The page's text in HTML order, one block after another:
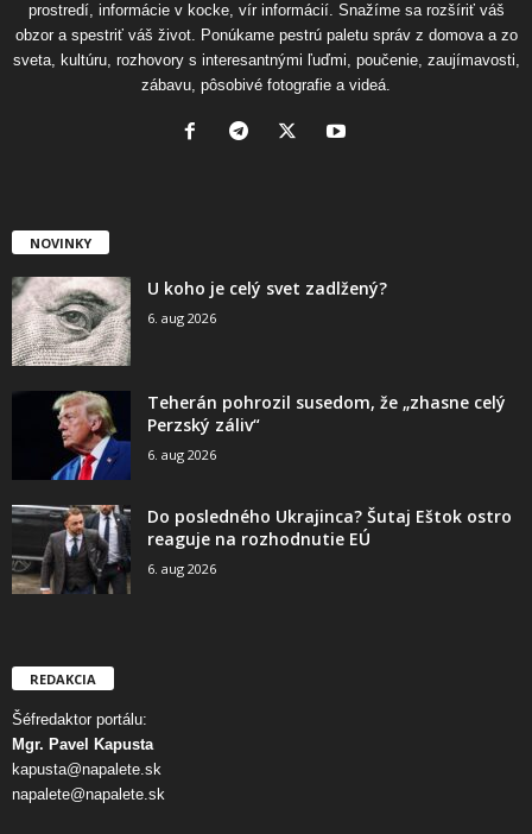
prostredí, informácie v kocke, vír informácií. Snažíme sa rozšíriť váš
obzor a spestriť váš život. Ponúkame pestrú paletu správ z domova a zo
sveta, kultúru, rozhovory s interesantnými ľuďmi, poučenie, zaujímavosti,
zábavu, pôsobivé fotografie a videá.
NOVINKY
U koho je celý svet zadlžený?
6. aug 2026
Teherán pohrozil susedom, že „zhasne celý
Perzský záliv“
6. aug 2026
Do posledného Ukrajinca? Šutaj Eštok ostro
reaguje na rozhodnutie EÚ
6. aug 2026
REDAKCIA
Šéfredaktor portálu:
Mgr. Pavel Kapusta
kapusta@napalete.sk
napalete@napalete.sk